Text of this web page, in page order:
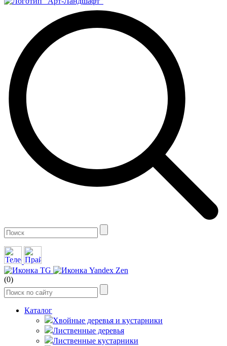
(0)
Каталог
Хвойные деревья и кустарники
Лиственные деревья
Лиственные кустарники